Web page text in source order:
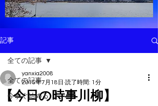
記事
全ての記事
今すぐ始める
全ての記事
【今日の時事川柳】
yanxia2008
2015年7月18日 読了時間: 1分